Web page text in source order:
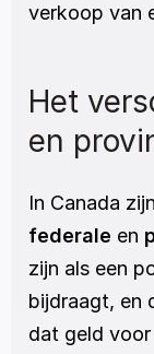
verkoop van
Het
en
federale en
zijn als een
bijdraagt, en
dat geld